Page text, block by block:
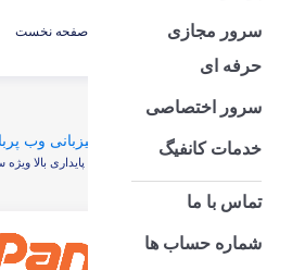
سرور مجازی
حرفه ای
سرور اختصاصی
خدمات کانفیگ
تماس با ما
شماره حساب ها
شما اینجا هستید صفحه نخست
پلن های میزبانی وب
میزبانی وب پربازدید با کیفیت پایداری بالا ویژه